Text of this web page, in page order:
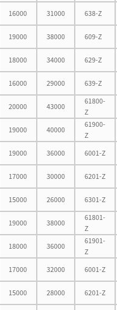
16000 31000 638-Z
19000 38000 609-Z
18000 34000 629-Z
16000 29000 639-Z
20000 43000
61800-
Z
19000 40000
61900-
Z
19000 36000 6001-Z
17000 30000 6201-Z
15000 26000 6301-Z
19000 38000
61801-
Z
18000 36000
61901-
Z
17000 32000 6001-Z
15000 28000 6201-Z